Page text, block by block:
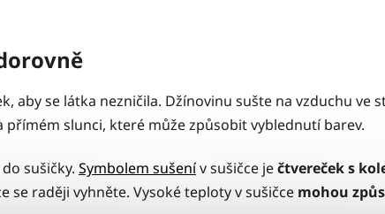
aby se látka nezničila. Džínovinu sušte na vzduchu ve
přímém slunci, které může způsobit vyblednutí barev.
sušičky. Symbolem sušenív sušičce ječtvereček s
se raději vyhněte. Vysoké teploty v sušičce mohou